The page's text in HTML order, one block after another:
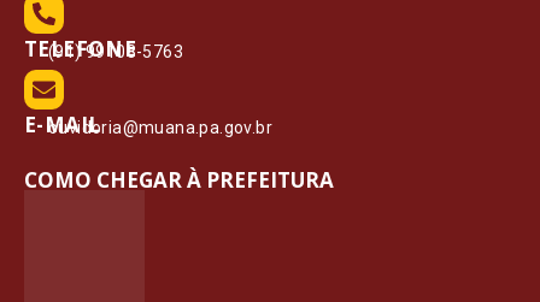
TELEFONE
(91) 99108-5763
E-MAIL
ouvidoria@muana.pa.gov.br
COMO CHEGAR À PREFEITURA